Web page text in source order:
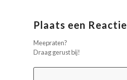
Plaats een Reactie
Meepraten?
Draag gerust bij!